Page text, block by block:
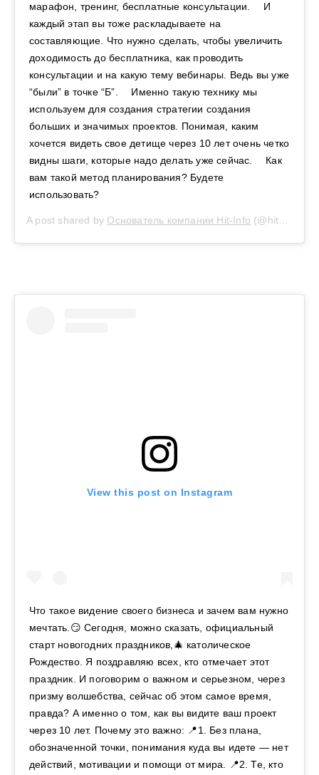
марафон, тренинг, бесплатные консультации. ⠀ И
каждый этап вы тоже раскладываете на
составляющие. Что нужно сделать, чтобы увеличить
доходимость до бесплатника, как проводить
консультации и на какую тему вебинары. Ведь вы уже
“были” в точке “Б”. ⠀ Именно такую технику мы
используем для создания стратегии создания
больших и значимых проектов. Понимая, каким
хочется видеть свое детище через 10 лет очень четко
видны шаги, которые надо делать уже сейчас. ⠀ Как
вам такой метод планирования? Будете
использовать?
A post shared by Основатель компании Hit-Info (@hit_info_) on
View this post on Instagram
Что такое видение своего бизнеса и зачем вам нужно
мечтать.😏 Сегодня, можно сказать, официальный
старт новогодних праздников,🎄 католическое
Рождество. Я поздравляю всех, кто отмечает этот
праздник. И поговорим о важном и серьезном, через
призму волшебства, сейчас об этом самое время,
правда? А именно о том, как вы видите ваш проект
через 10 лет. Почему это важно: 📍1. Без плана,
обозначенной точки, понимания куда вы идете — нет
действий, мотивации и помощи от мира. 📍2. Те, кто